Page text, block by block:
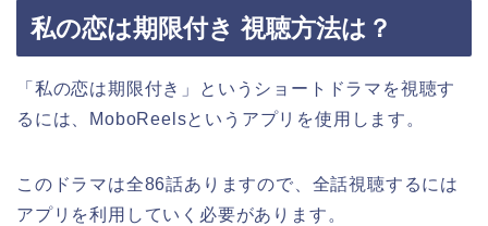
私の恋は期限付き 視聴方法は？
「私の恋は期限付き」
というショートドラマを視聴す
るには、MoboReelsというアプリを使用します。
このドラマは全86話ありますので、全話視聴するには
アプリを利用していく必要があります。